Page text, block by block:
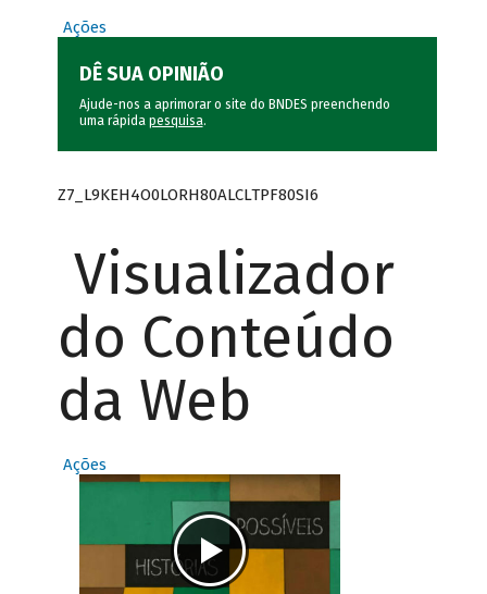
Ações
DÊ SUA OPINIÃO
Ajude-nos a aprimorar o site do BNDES preenchendo
uma rápida pesquisa.
Z7_L9KEH4O0LORH80ALCLTPF80SI6
Visualizador
do Conteúdo
da Web
Ações